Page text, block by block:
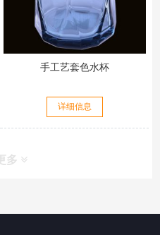
手工艺套色水杯
详细信息
多